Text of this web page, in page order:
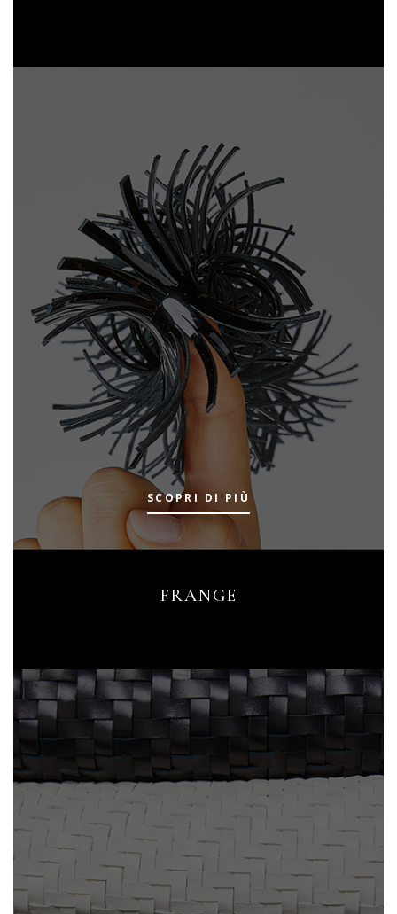
SCOPRI DI PIÙ
FRANGE